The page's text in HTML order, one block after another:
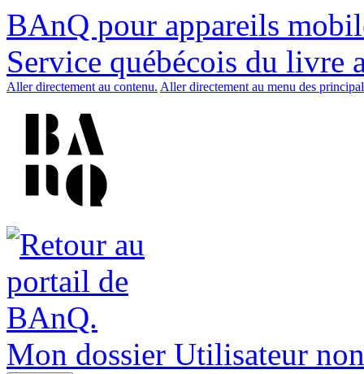
BAnQ pour appareils
Service québécois du livre
Aller directement au contenu. Aller directement au menu des
Mon dossier Utilisateur